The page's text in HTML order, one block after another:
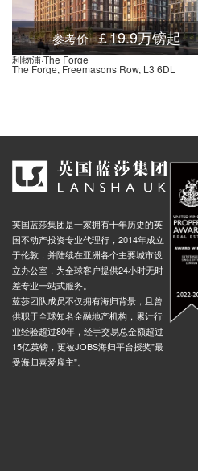
参考价 ￡19.9万镑起
利物浦·The Forge
The Forge, Freemasons Row, L3 6DL
英国蓝莎集团是一家拥有十年历史的英
国不动产投资专业代理行，2014年成立
于伦敦，并陆续在亚洲各个主要城市设
立办公室，为全球客户提供24小时无时
差专业一站式服务。
蓝莎团队成员不仅拥有海归背景，且曾
供职于全球知名金融地产机构，累计行
业经验超过80年，经手交易总金额超过
15亿英镑，更被JOBS海归平台授奖"最
受海归喜爱雇主"。